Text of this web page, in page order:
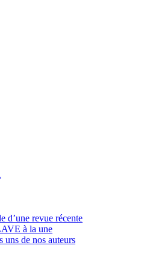
d’une revue récente
à la une
uns de nos auteurs